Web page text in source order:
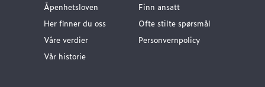
Åpenhetsloven
Her finner du oss
Våre verdier
Vår historie
Finn ansatt
Ofte stilte spørsmål
Personvernpolicy